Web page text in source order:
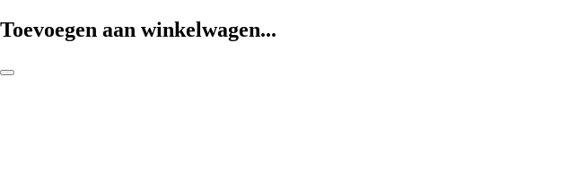
Toevoegen aan winkelwagen...